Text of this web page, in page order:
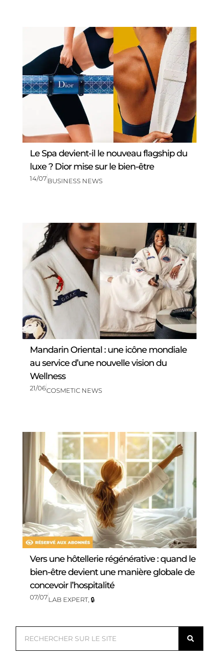
Le Spa devient-il le nouveau flagship du
luxe ? Dior mise sur le bien-être
14/07BUSINESS NEWS
Mandarin Oriental : une icône mondiale
au service d’une nouvelle vision du
Wellness
21/06COSMETIC NEWS
Vers une hôtellerie régénérative : quand le
bien-être devient une manière globale de
concevoir l’hospitalité
07/07LAB EXPERT, 🔒